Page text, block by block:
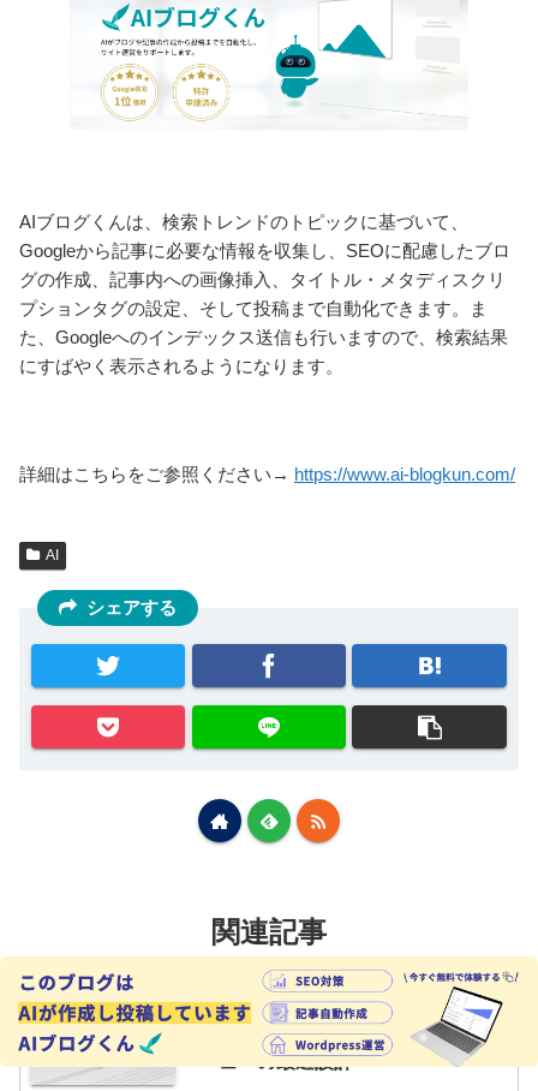
AIブログくんは、検索トレンドのトピックに基づいて、
Googleから記事に必要な情報を収集し、SEOに配慮したブロ
グの作成、記事内への画像挿入、タイトル・メタディスクリ
プションタグの設定、そして投稿まで自動化できます。ま
た、Googleへのインデックス送信も行いますので、検索結果
にすばやく表示されるようになります。
詳細はこちらをご参照ください→ https://www.ai-blogkun.com/
AI
シェアする
関連記事
AI
AIライティング品質管理ワークフ
ローの作り方｜自動化と人的レビ
ューの最適設計